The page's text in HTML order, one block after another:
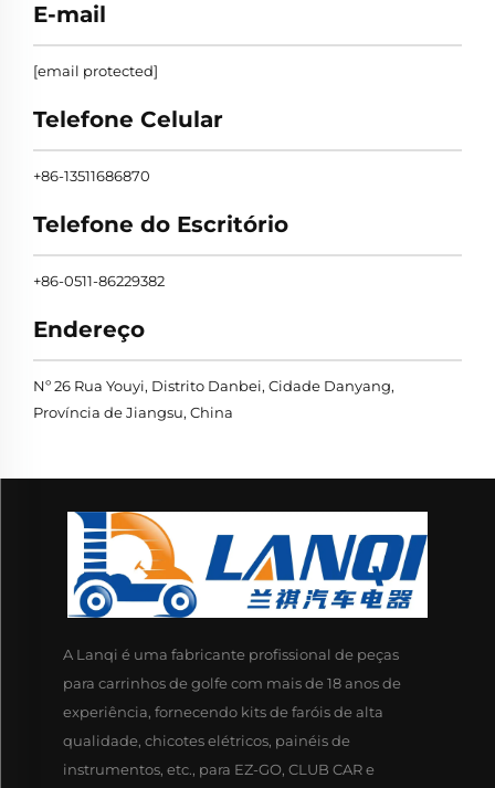
E-mail
[email protected]
Telefone Celular
+86-13511686870
Telefone do Escritório
+86-0511-86229382
Endereço
Nº 26 Rua Youyi, Distrito Danbei, Cidade Danyang,
Província de Jiangsu, China
A Lanqi é uma fabricante profissional de peças
para carrinhos de golfe com mais de 18 anos de
experiência, fornecendo kits de faróis de alta
qualidade, chicotes elétricos, painéis de
instrumentos, etc., para EZ-GO, CLUB CAR e